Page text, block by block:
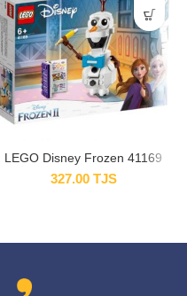
LEGO Disney Frozen 41169
327.00 TJS